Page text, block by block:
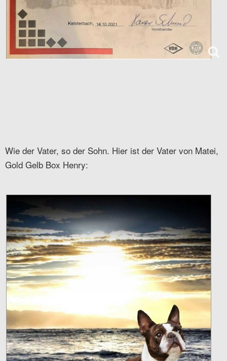
Wie der Vater, so der Sohn. Hier ist der Vater von Matei,
Gold Gelb Box Henry: